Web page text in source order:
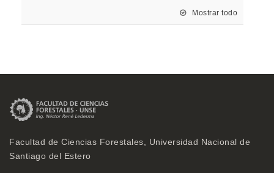
Mostrar todo
Facultad de Ciencias Forestales, Universidad Nacional de
Santiago del Estero